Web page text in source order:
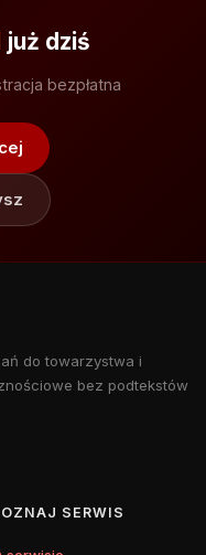
już dziś
bezpłatna
do towarzystwa i
bez podtekstów
SERWIS